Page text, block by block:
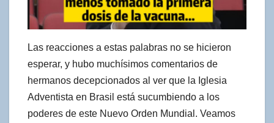
Las reacciones a estas palabras no se hicieron
esperar, y hubo muchísimos comentarios de
hermanos decepcionados al ver que la Iglesia
Adventista en Brasil está sucumbiendo a los
poderes de este Nuevo Orden Mundial. Veamos